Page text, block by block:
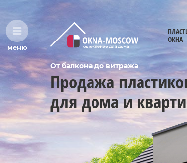
меню
ОКНА
От балкона до витража
Продажа
для дома и